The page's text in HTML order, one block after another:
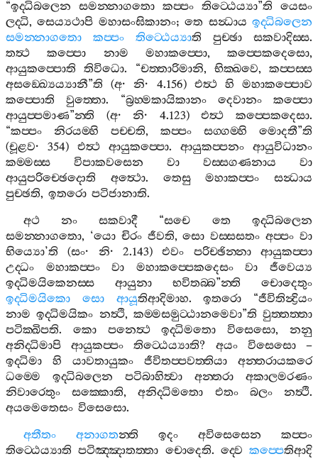
“ඉද‍්ධිබලෙන සමන‍්නාගතො කප‍්පං තිට‍්ඨෙය්‍යා”ති
යෙසං
ලද‍්ධි,සෙය්‍යථාපි මහාසංඝිකානං;තෙ සන්‍ධාය ඉද‍්ධිබලෙන
සමන‍්නාගතො
කප‍්පං තිට‍්ඨෙය්‍යාති පුච‍්ඡා සකවාදිස‍්ස.
තත්‍ථ
කප‍්පො නාම මහාකප‍්පො, කප‍්පෙකදෙසො,
ආයුකප‍්පොති
තිවිධො. “චත‍්තාරිමානි, භික‍්ඛවෙ, කප‍්පස‍්ස
අසඞ‍්ඛ්‍යෙය්‍යානී”ති (අ·නි· 4.156) එත්‍ථ හි
මහාකප‍්පොව
කප‍්පොති
වුත‍්තො. “බ්‍රහ‍්මකායිකානං දෙවානං
කප‍්පො
ආයුප‍්පමාණ”න‍්ති (අ·නි· 4.123)එත්‍ථ කප‍්පෙකදෙසා.
“කප‍්පං නිරයම‍්හි පච‍්චති, කප‍්පං සග‍්ගම‍්හි මොදතී”ති
(චූළව· 354) එත්‍ථ ආයුකප‍්පො. ආයුකප‍්පනං
ආයුවිධානං
කම‍්මස‍්ස
විපාකවසෙන වා වස‍්සගණනාය
වා
ආයුපරිච‍්ඡෙදොති
අත්‍ථො. තෙසු මහාකප‍්පං
සන්‍ධාය
පුච‍්ඡති, ඉතරො පටිජානාති.
අථ
නං සකවාදී “සචෙ තෙ
ඉද‍්ධිබලෙන
සමන‍්නාගතො, ‘යො චිරං ජීවති,සො වස‍්සසතං අප‍්පං වා
භිය්‍යො’ති (සං· නි· 2.143)එවං පරිච‍්ඡින‍්නා
ආයුකප‍්පා
උද‍්ධං
මහාකප‍්පං වා මහාකප‍්පෙකදෙසං වා
ජීවෙය්‍ය
ඉද‍්ධිමයිකෙනස‍්ස
ආයුනා භවිතබ‍්බ”න‍්ති
චොදෙතුං
ඉද‍්ධිමයිකො
සො ආයූතිආදිමාහ.ඉතරො “ජීවිතින්‍ද්‍රියං
නාම ඉද‍්ධිමයිකං නත්‍ථි, කම‍්මසමුට‍්ඨානමෙවා”ති වුත‍්තත‍්තා
පටික‍්ඛිපති. කො පනෙත්‍ථ ඉද‍්ධිමතො විසෙසො,නනු
අනිද‍්ධිමාපි
ආයුකප‍්පං තිට‍්ඨෙය්‍යාති? අයං විසෙසො–
ඉද‍්ධිමා
හි යාවතායුකං ජීවිතප‍්පවත‍්තියා
අන‍්තරායකරෙ
ධම‍්මෙ
ඉද‍්ධිබලෙන පටිබාහිත්‍වා අන‍්තරා
අකාලමරණං
නිවාරෙතුං
සක‍්කොති,අනිද‍්ධිමතො එතං බලං නත්‍ථි.
අයමෙතෙසං විසෙසො.
අතීතං
අනාගතන‍්ති ඉදං අවිසෙසෙන
කප‍්පං
තිට‍්ඨෙය්‍යාති පටිඤ‍්ඤාතත‍්තා චොදෙති. ද‍්වෙ කප‍්පෙතිආදි